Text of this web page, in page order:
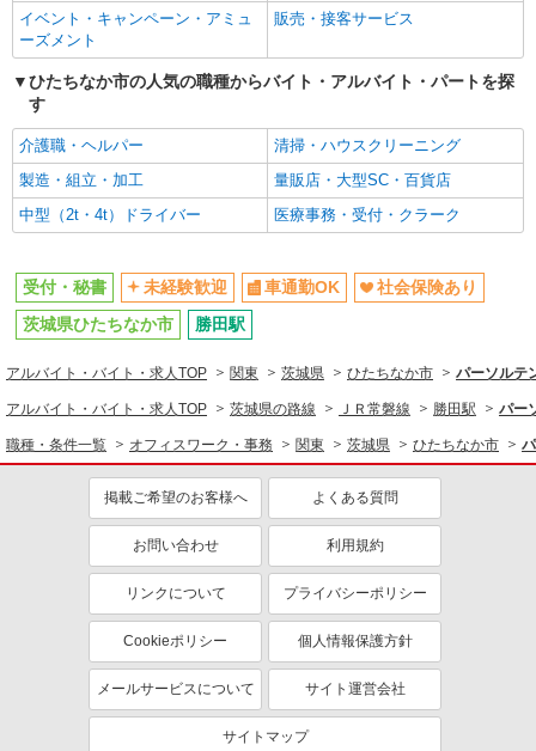
未経験歓迎
車通勤OK
イベント・キャンペーン・アミュ
ーズメント
販売・接客サービス
ひたちなか市の人気の職種からバイト・アルバイト・パートを探
す
介護職・ヘルパー
清掃・ハウスクリーニング
製造・組立・加工
量販店・大型SC・百貨店
中型（2t・4t）ドライバー
医療事務・受付・クラーク
受付・秘書 未経験歓迎 車通勤OK
社会保険あり
茨城県ひたちなか市
勝田駅
アルバイト・バイト・求人TOP 関東 茨城県 ひたちなか市 パーソルテ
アルバイト・バイト・求人TOP 茨城県の路線 ＪＲ常磐線 勝田駅 パー
職種・条件一覧 オフィスワーク・事務 関東 茨城県 ひたちなか市
掲載ご希望のお客様へ よくある質問
お問い合わせ 利用規約
リンクについて プライバシーポリシー
Cookieポリシー 個人情報保護方針
メールサービスについて サイト運営会社
サイトマップ